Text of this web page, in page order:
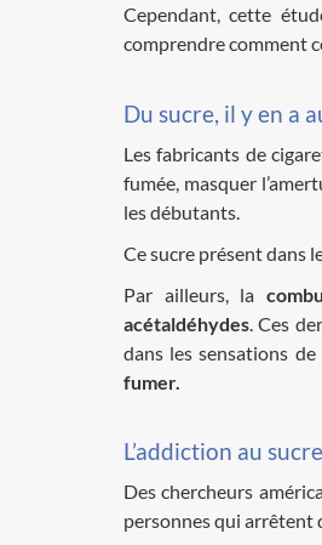
Cependant, cette
comprendre comment
Du sucre, il y en a
Les fabricants de
fumée, masquer
les débutants.
Ce sucre présent dans
Par ailleurs, la
acétaldéhydes . Ces
dans les sensations de
fumer.
L’addiction au
Des chercheurs
personnes qui arrêtent